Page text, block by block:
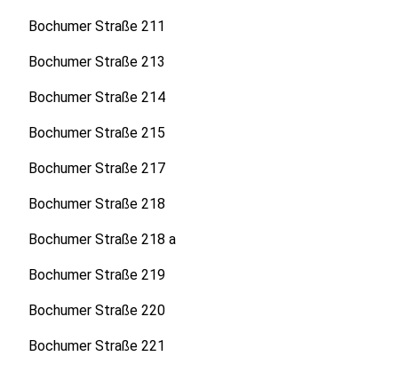
Bochumer Straße 211
Bochumer Straße 213
Bochumer Straße 214
Bochumer Straße 215
Bochumer Straße 217
Bochumer Straße 218
Bochumer Straße 218 a
Bochumer Straße 219
Bochumer Straße 220
Bochumer Straße 221